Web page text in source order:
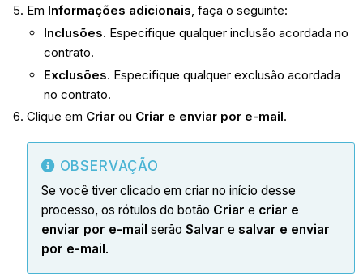
Em Informações adicionais, faça o seguinte:
Inclusões. Especifique qualquer inclusão acordada no
contrato.
Exclusões. Especifique qualquer exclusão acordada
no contrato.
Clique em Criarou Criar e enviar por e-mail.
OBSERVAÇÃO
Se você tiver clicado em criar no início desse
processo, os rótulos do botão Criar e criar e
enviar por e-mail serão Salvar e salvar e enviar
por e-mail .